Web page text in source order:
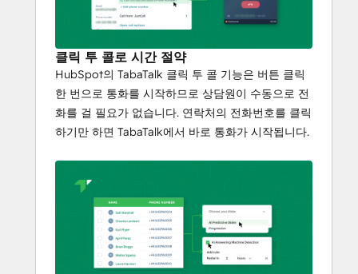
클릭 투 콜로 시간 절약
HubSpot의 TabaTalk 클릭 투 콜 기능은 버튼 클릭
한 번으로 통화를 시작하므로 상담원이 수동으로 전
화를 걸 필요가 없습니다. 연락처의 전화번호를 클릭
하기만 하면 TabaTalk에서 바로 통화가 시작됩니다.